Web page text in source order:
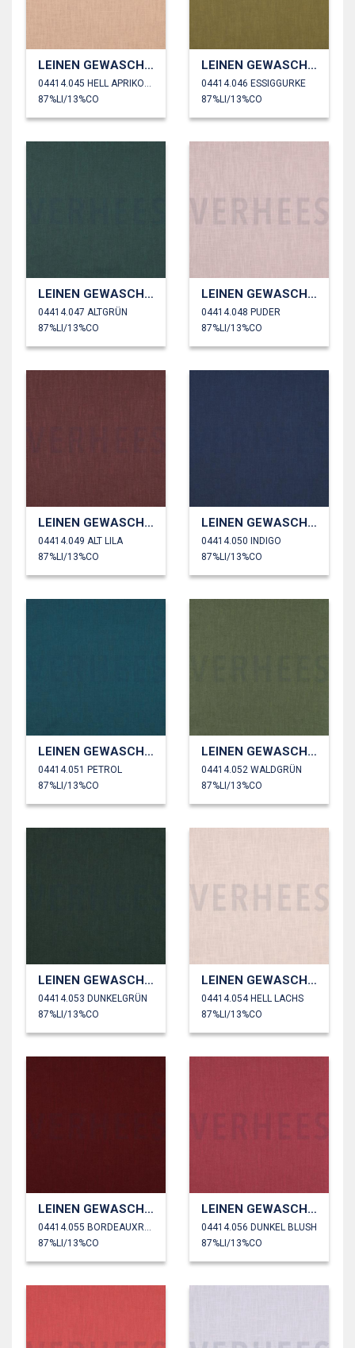
LEINEN GEWASCHEN 230 GM2
87%LI/13%CO
LEINEN GEWASCHEN 230 GM2
04414.046 ESSIGGURKE
87%LI/13%CO
LEINEN GEWASCHEN 230 GM2
04414.047 ALTGRÜN
87%LI/13%CO
LEINEN GEWASCHEN 230 GM2
04414.048 PUDER
87%LI/13%CO
LEINEN GEWASCHEN 230 GM2
04414.049 ALT LILA
87%LI/13%CO
LEINEN GEWASCHEN 230 GM2
04414.050 INDIGO
87%LI/13%CO
LEINEN GEWASCHEN 230 GM2
04414.051 PETROL
87%LI/13%CO
LEINEN GEWASCHEN 230 GM2
04414.052 WALDGRÜN
87%LI/13%CO
LEINEN GEWASCHEN 230 GM2
04414.053 DUNKELGRÜN
87%LI/13%CO
LEINEN GEWASCHEN 230 GM2
04414.054 HELL LACHS
87%LI/13%CO
LEINEN GEWASCHEN 230 GM2
87%LI/13%CO
LEINEN GEWASCHEN 230 GM2
04414.056 DUNKEL BLUSH
87%LI/13%CO